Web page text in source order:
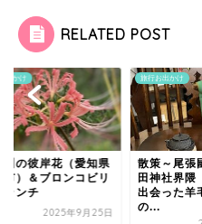
RELATED POST
県
リ
旅行お出かけ
散策～尾張國一之宮真清
田神社界隈（愛知県）で
出会った羊毛フェルト
の...